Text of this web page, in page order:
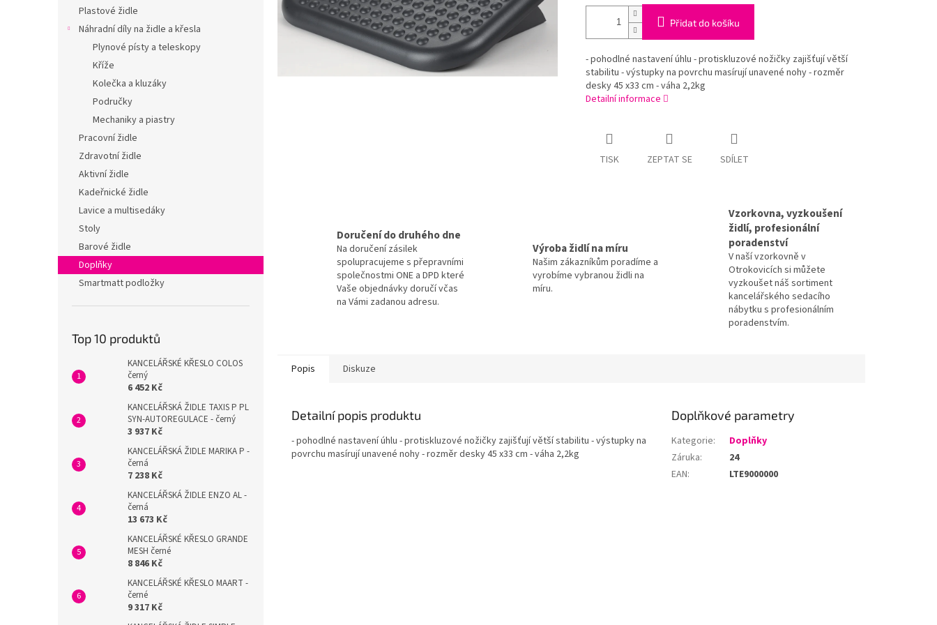
Plastové židle
Náhradní díly na židle a křesla
Plynové písty a teleskopy
Kříže
Kolečka a kluzáky
Područky
Mechaniky a piastry
Pracovní židle
Zdravotní židle
Aktivní židle
Kadeřnické židle
Lavice a multisedáky
Stoly
Barové židle
Doplňky
Smartmatt podložky
Top 10 produktů
KANCELÁŘSKÉ KŘESLO COLOS
černý
6 452 Kč
KANCELÁŘSKÁ ŽIDLE TAXIS P PL
SYN-AUTOREGULACE - černý
3 937 Kč
KANCELÁŘSKÁ ŽIDLE MARIKA P -
černá
7 238 Kč
KANCELÁŘSKÁ ŽIDLE ENZO AL -
černá
13 673 Kč
KANCELÁŘSKÉ KŘESLO GRANDE
MESH černé
8 846 Kč
KANCELÁŘSKÉ KŘESLO MAART -
černé
9 317 Kč
Přidat do košíku
- pohodlné nastavení úhlu - protiskluzové nožičky zajišťují větší
stabilitu - výstupky na povrchu masírují unavené nohy - rozměr
desky 45 x33 cm - váha 2,2kg
Detailní informace
TISK ZEPTAT SE SDÍLET
Doručení do druhého dne
Na doručení zásilek
spolupracujeme s přepravními
společnostmi ONE a DPD které
Vaše objednávky doručí včas
na Vámi zadanou adresu.
Výroba židlí na míru
Našim zákazníkům poradíme a
vyrobíme vybranou židli na
míru.
Vzorkovna, vyzkoušení
židlí, profesionální
poradenství
V naší vzorkovně v
Otrokovicích si můžete
vyzkoušet náš sortiment
kancelářského sedacího
nábytku s profesionálním
poradenstvím.
Popis Diskuze
Detailní popis produktu
- pohodlné nastavení úhlu - protiskluzové nožičky zajišťují větší stabilitu - výstupky na
povrchu masírují unavené nohy - rozměr desky 45 x33 cm - váha 2,2kg
Doplňkové parametry
Kategorie:
Doplňky
Záruka:
24
EAN: LTE9000000